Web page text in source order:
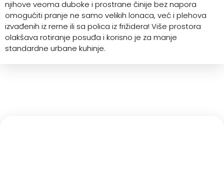
njihove veoma duboke i prostrane činije bez napora
omogućiti pranje ne samo velikih lonaca, već i plehova
izvađenih iz rerne ili sa polica iz frižidera! Više prostora
olakšava rotiranje posuđa i korisno je za manje
standardne urbane kuhinje.